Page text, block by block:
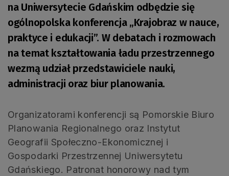
na Uniwersytecie Gdańskim odbędzie się
ogólnopolska konferencja „Krajobraz w nauce,
praktyce i edukacji”. W debatach i rozmowach
na temat kształtowania ładu przestrzennego
wezmą udział przedstawiciele nauki,
administracji oraz biur planowania.
Organizatorami konferencji są Pomorskie Biuro
Planowania Regionalnego oraz Instytut
Geografii Społeczno-Ekonomicznej i
Gospodarki Przestrzennej Uniwersytetu
Gdańskiego. Patronat honorowy nad tym